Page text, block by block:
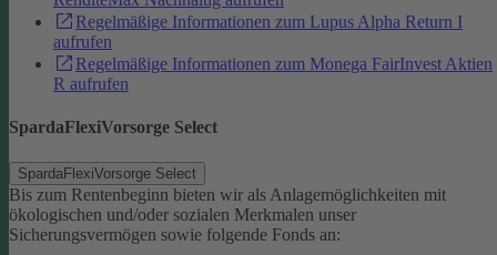
Regelmäßige Informationen zum Lupus Alpha Return I
aufrufen
Regelmäßige Informationen zum Monega FairInvest Aktien
R aufrufen
SpardaFlexiVorsorge Select
SpardaFlexiVorsorge Select
Bis zum Rentenbeginn bieten wir als Anlagemöglichkeiten mit
ökologischen und/oder sozialen Merkmalen unser
Sicherungsvermögen sowie folgende Fonds an: